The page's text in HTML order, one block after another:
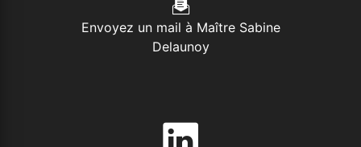
Envoyez un mail à Maître Sabine
Delaunoy